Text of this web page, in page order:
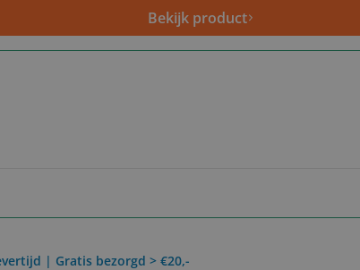
Bekijk product
| Gratis bezorgd > €20,-